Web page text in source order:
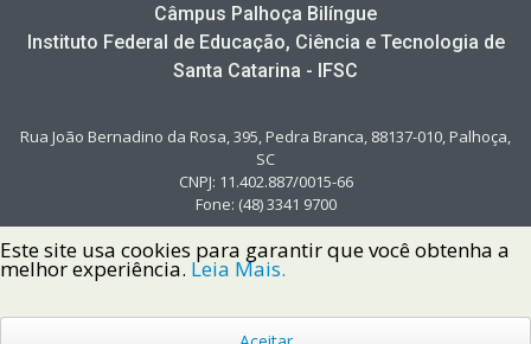
Câmpus Palhoça Bilíngue
Instituto Federal de Educação, Ciência e Tecnologia de
Santa Catarina - IFSC
Rua João Bernadino da Rosa, 395, Pedra Branca, 88137-010, Palhoça,
SC
CNPJ: 11.402.887/0015-66
Fone: (48) 3341 9700
Este site usa cookies para garantir que você obtenha a
melhor experiência. Leia Mais.